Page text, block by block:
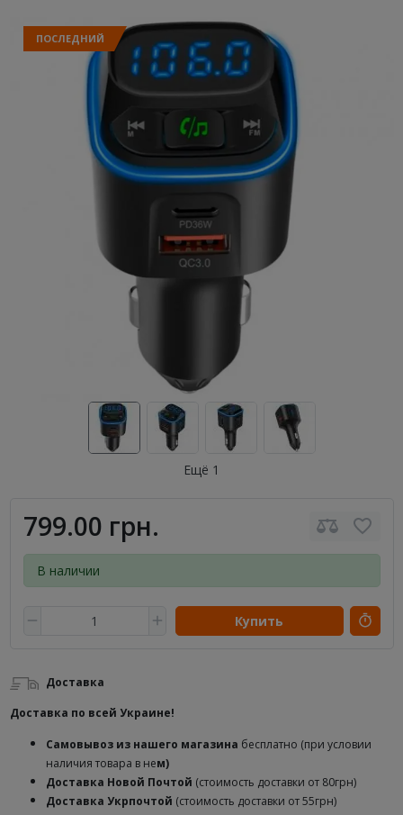
ПОСЛЕДНИЙ
Ещё 1
799.00 грн.
В наличии
Купить
Доставка
Доставка по всей Украине!
Самовывоз из нашего магазина бесплатно (при условии
наличия товара в нем)
Доставка Новой Почтой (стоимость доставки от 80грн)
Доставка Укрпочтой (стоимость доставки от 55грн)